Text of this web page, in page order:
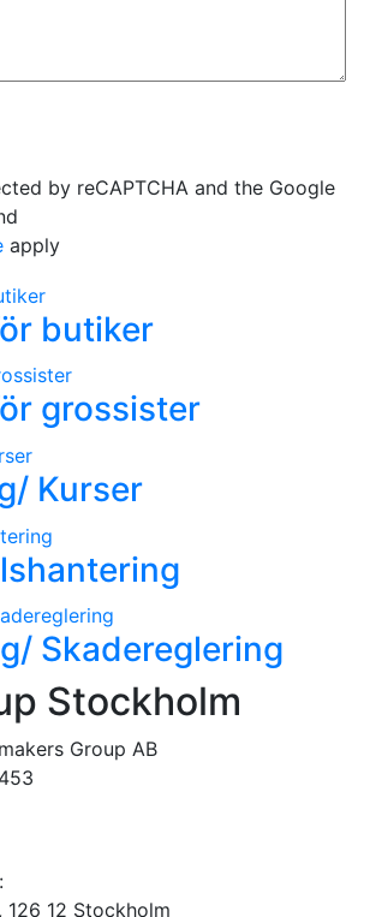
by reCAPTCHA and the Google
apply
butiker
grossister
Kurser
Skadereglering
Stockholm
Group AB
126 12 Stockholm